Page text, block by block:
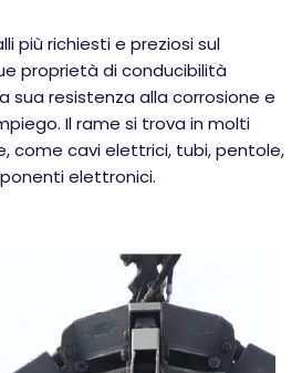
più richiesti e preziosi sul
proprietà di conducibilità
sua resistenza alla corrosione e
Il rame si trova in molti
come cavi elettrici, tubi, pentole,
elettronici.